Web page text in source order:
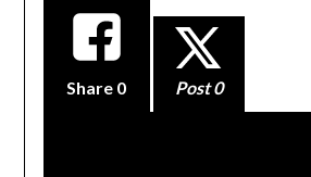
Share 0 Post 0